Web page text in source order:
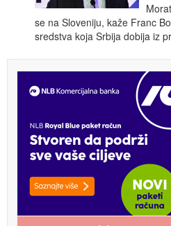
se na Sloveniju, kaže Franc
sredstva koja Srbija dobija iz